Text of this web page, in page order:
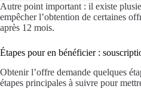
Autre point important : il existe
empêcher l’obtention de certaines
après 12 mois.
Étapes pour en bénéficier :
Obtenir l’offre demande quelques
étapes principales à suivre pour